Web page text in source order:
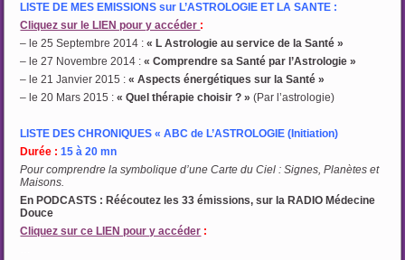
LISTE DE MES EMISSIONS sur L’ASTROLOGIE ET LA SANTE :
Cliquez sur le LIEN pour y accéder :
– le 25 Septembre 2014 :« L Astrologie au service de la Santé »
– le 27 Novembre 2014 :« Comprendre sa Santé par l’Astrologie »
– le 21 Janvier 2015 :« Aspects énergétiques sur la Santé »
– le 20 Mars 2015 :« Quel thérapie choisir ? » (Par l’astrologie)
LISTE DES CHRONIQUES « ABC de L’ASTROLOGIE (Initiation)
Durée : 15 à 20 mn
Pour comprendre la symbolique d’une Carte du Ciel : Signes, Planètes et
Maisons.
En PODCASTS : Réécoutez les 33 émissions, sur la RADIO Médecine
Douce
Cliquez sur ce LIEN pour y accéder :